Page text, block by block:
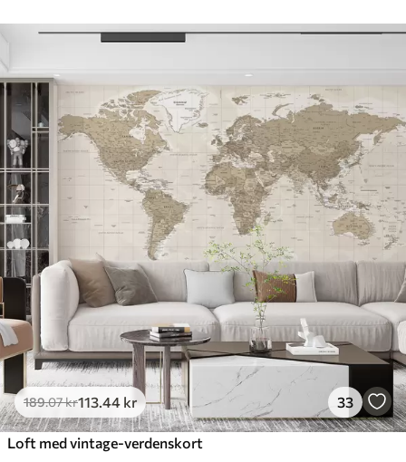
189.07kr113 .44 kr 33
Loft med vintage-verdenskort